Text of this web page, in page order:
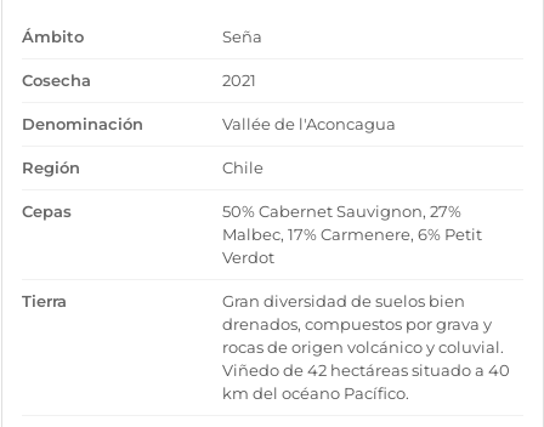
Ámbito Seña
Cosecha 2021
Denominación Vallée de l'Aconcagua
Región Chile
Cepas
50% Cabernet Sauvignon, 27%
Malbec, 17% Carmenere, 6% Petit
Verdot
Tierra
Gran diversidad de suelos bien
drenados, compuestos por grava y
rocas de origen volcánico y coluvial.
Viñedo de 42 hectáreas situado a 40
km del océano Pacífico.